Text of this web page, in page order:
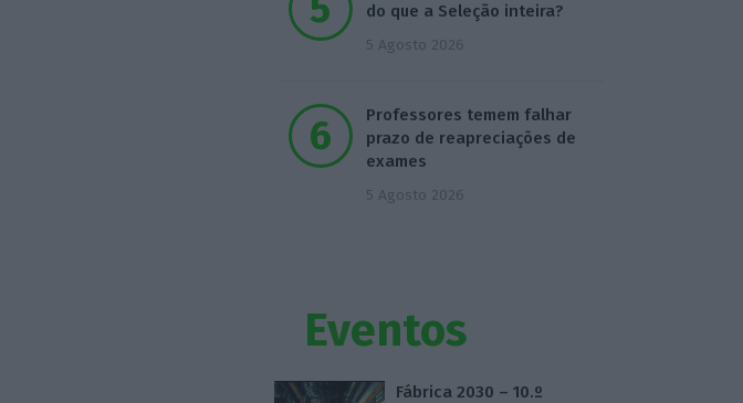
do que a Seleção inteira?
5 Agosto 2026
Professores temem falhar
prazo de reapreciações de
exames
5 Agosto 2026
Eventos
Fábrica 2030 – 10.º